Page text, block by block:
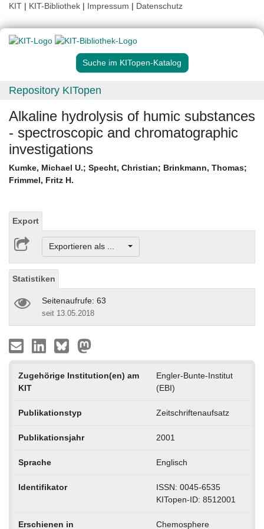
KIT | KIT-Bibliothek | Impressum | Datenschutz
Suche im KITopen-Katalog
Repository KITopen
Alkaline hydrolysis of humic substances
- spectroscopic and chromatographic
investigations
Kumke, Michael U.; Specht, Christian; Brinkmann, Thomas;
Frimmel, Fritz H.
Export
Exportieren als ...
Statistiken
Seitenaufrufe: 63
seit 13.05.2018
Zugehörige Institution(en) am
KIT
Engler-Bunte-Institut
(EBI)
Publikationstyp Zeitschriftenaufsatz
Publikationsjahr 2001
Sprache Englisch
Identifikator
ISSN: 0045-6535
KITopen-ID: 8512001
Erschienen in Chemosphere